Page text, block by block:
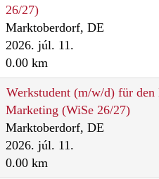
26/27)
Marktoberdorf, DE
2026. júl. 11.
0.00 km
Werkstudent (m/w/d) für den
Marketing (WiSe 26/27)
Marktoberdorf, DE
2026. júl. 11.
0.00 km